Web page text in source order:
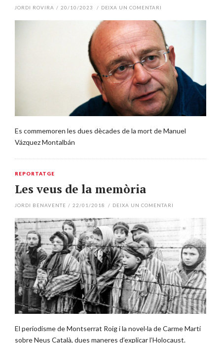
JORDI ROVIRA / 20/10/2023 / DEIXA UN COMENTARI
Es commemoren les dues dècades de la mort de Manuel
Vázquez Montalbán
REPORTATGE
Les veus de la memòria
JORDI BENAVENTE / 22/01/2018 / DEIXA UN COMENTARI
El periodisme de Montserrat Roig i la novel·la de Carme Martí
sobre Neus Català, dues maneres d’explicar l’Holocaust.